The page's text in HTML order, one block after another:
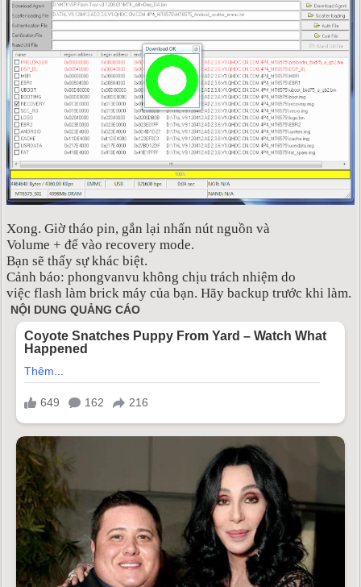
Xong. Giờ tháo pin, gắn lại nhấn nút nguồn và
Volume + để vào recovery mode.
Bạn sẽ thấy sự khác biệt.
Cảnh báo: phongvanvu không chịu trách nhiệm do
việc flash làm brick máy của bạn. Hãy backup trước khi làm.